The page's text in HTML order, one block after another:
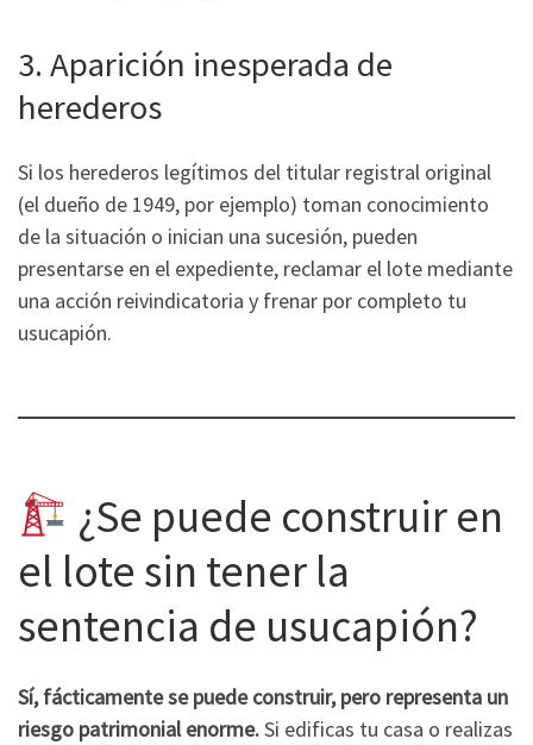
3. Aparición inesperada de
herederos
Si los herederos legítimos del titular registral original
(el dueño de 1949, por ejemplo) toman conocimiento
de la situación o inician una sucesión, pueden
presentarse en el expediente, reclamar el lote mediante
una acción reivindicatoria y frenar por completo tu
usucapión.
¿Se puede construir en
el lote sin tener la
sentencia de usucapión?
Sí, fácticamente se puede construir, pero representa un
riesgo patrimonial enorme.Si edificas tu casa o realizas